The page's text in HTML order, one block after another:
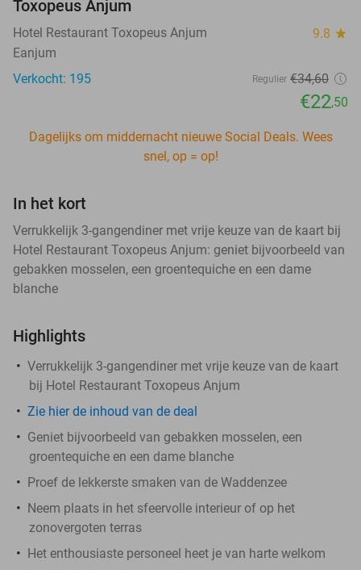
Toxopeus Anjum
Hotel Restaurant Toxopeus Anjum 9.8 star
Eanjum
Verkocht: 195
Regulier €34,60
€22,50
Dagelijks om middernacht nieuwe Social Deals. Wees
snel, op = op!
In het kort
Verrukkelijk 3-gangendiner met vrije keuze van de kaart bij
Hotel Restaurant Toxopeus Anjum: geniet bijvoorbeeld van
gebakken mosselen, een groentequiche en een dame
blanche
Highlights
Verrukkelijk 3-gangendiner met vrije keuze van de kaart
bij Hotel Restaurant Toxopeus Anjum
Zie hier de inhoud van de deal
Geniet bijvoorbeeld van gebakken mosselen, een
groentequiche en een dame blanche
Proef de lekkerste smaken van de Waddenzee
Neem plaats in het sfeervolle interieur of op het
zonovergoten terras
Het enthousiaste personeel heet je van harte welkom